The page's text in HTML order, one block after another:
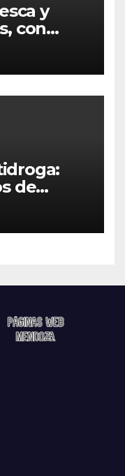
y
con
para
de
como